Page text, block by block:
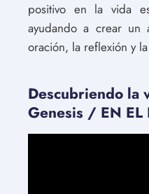
positivo en la vida
ayudando a crear un
oración, la reflexión y
Descubriendo la
Genesis / EN EL